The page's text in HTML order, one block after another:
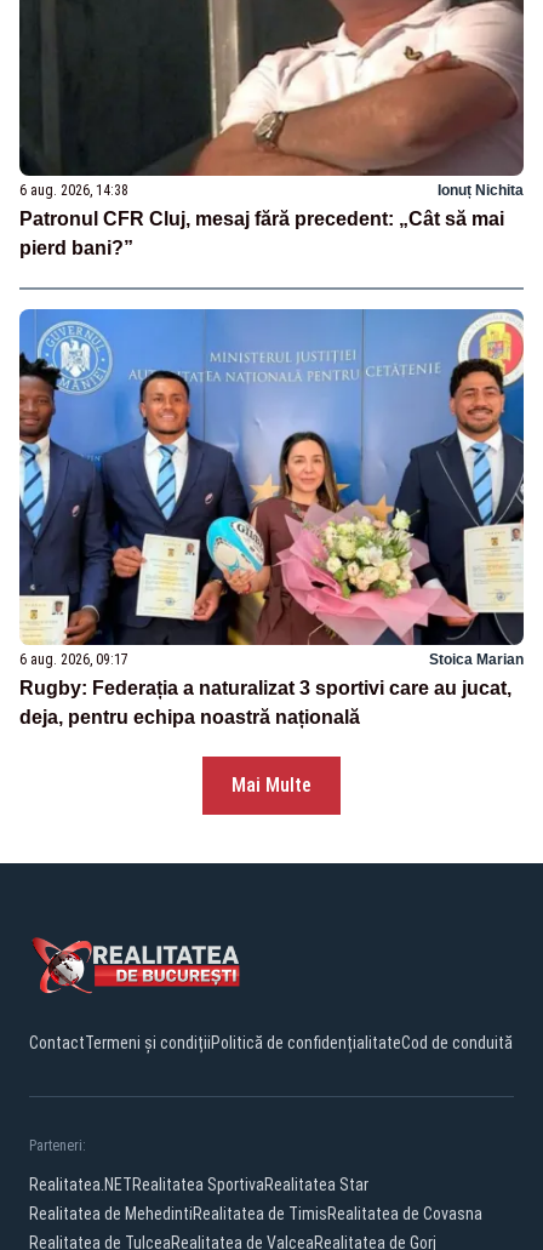
6 aug. 2026, 14:38 Ionuț Nichita
Patronul CFR Cluj, mesaj fără precedent: „Cât să mai
pierd bani?”
6 aug. 2026, 09:17 Stoica Marian
Rugby: Federația a naturalizat 3 sportivi care au jucat,
deja, pentru echipa noastră națională
Mai Multe
ContactTermeni și condițiiPolitică de confidențialitateCod de conduită
Parteneri:
Realitatea.NETRealitatea SportivaRealitatea Star
Realitatea de MehedintiRealitatea de TimisRealitatea de Covasna
Realitatea de TulceaRealitatea de ValceaRealitatea de Gorj